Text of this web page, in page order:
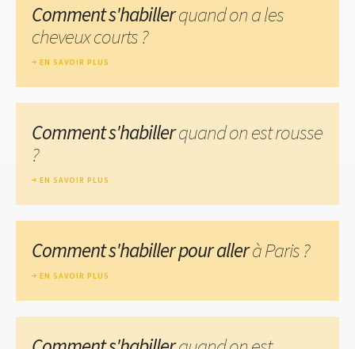
Comment s'habillerquand on a les
cheveux courts ?
EN SAVOIR PLUS
Comment s'habillerquand on est rousse
?
EN SAVOIR PLUS
Comment s'habiller pour allerà Paris ?
EN SAVOIR PLUS